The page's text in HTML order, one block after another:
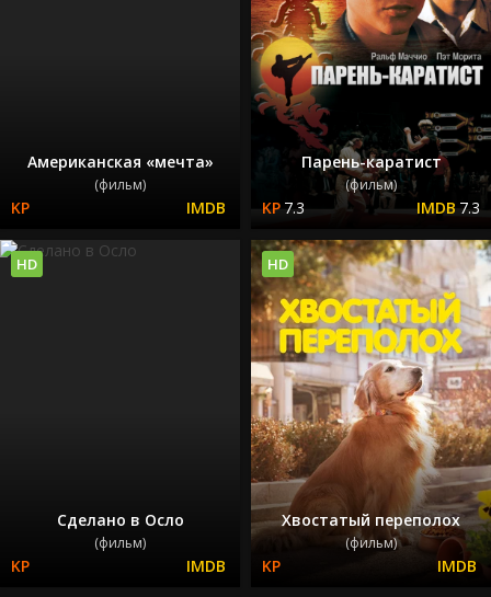
Американская «мечта»
(фильм)
Парень-каратист
(фильм)
7.3 7.3
Сделано в Осло
(фильм)
HD
Хвостатый переполох
(фильм)
HD